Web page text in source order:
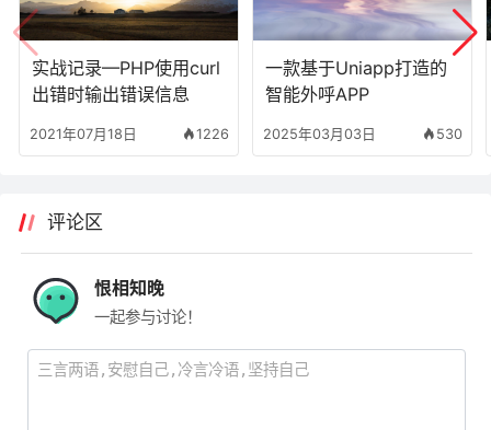
实战记录—PHP使用curl
出错时输出错误信息
2021年07月18日 1226
一款基于Uniapp打造的
智能外呼APP
2025年03月03日 530
评论区
恨相知晚
一起参与讨论！